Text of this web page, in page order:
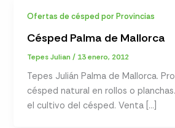
Ofertas de césped por Provincias
Césped Palma de Mallorca
Tepes Julian/ 13 enero, 2012
Tepes Julián Palma de Mallorca.
césped natural en rollos o
el cultivo del césped. Venta […]